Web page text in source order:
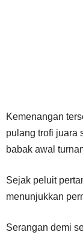
Kemenangan
pulang trofi juara
babak awal
Sejak peluit
menunjukkan
Serangan demi